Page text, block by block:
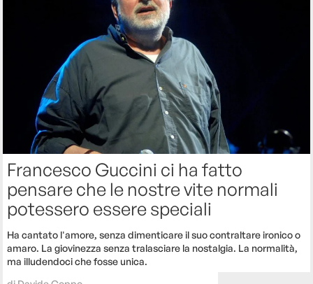
Francesco Guccini ci ha fatto
pensare che le nostre vite normali
potessero essere speciali
Ha cantato l'amore, senza dimenticare il suo contraltare ironico o
amaro. La giovinezza senza tralasciare la nostalgia. La normalità,
ma illudendoci che fosse unica.